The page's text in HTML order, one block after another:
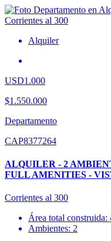
Alquiler
USD1.000
$1.550.000
Departamento
CAP8377264
ALQUILER - 2
FULL AMENITIES -
Corrientes al 300
Área total construida:
Ambientes: 2